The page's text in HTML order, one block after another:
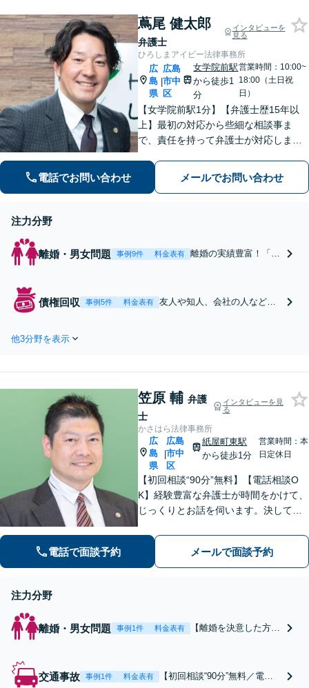
蔦尾 健太郎
弁護士
インタビューを
見る
ひろしまアイビー法律事務所
広
島
県
|
広島
市中
区
女学院前駅
から徒歩1
分
営業時間：10:00~
18:00（土日祝
日）
【女学院前駅1分】【弁護士歴15年以
上】最初の対応から些細な相談事ま
で、責任を持って弁護士が対応しま
やすくご説明。依頼者さまの不安の軽
減に努めつつ「誠実さ・早期解決」を
電話でお問い合わせ メールでお問い合わせ
注力分野
離婚・男女問題 事例9件 料金表有
離婚の実績豊富！「妻
られた」「夫との財産
分与で揉めている」な
院前駅1分】【弁護士
歴15年以上】
債権回収 事例5件 料金表有
友人や知人、会社の人など、
制執行、財産開示などで、少
力【休日・夜間対応】【女学
院前駅1分】【弁護士歴15年以
上】
他3分野を表示
笠原 輔 弁護
士
インタビューを見
る
かさはら法律事務所
広
島
県
|
広島
市中
区
紙屋町東駅
から徒歩1分
営業時間：本
日定休日
【初回相談“90分”無料】【電話相談O
K】経験豊富な弁護士が時間をかけて、
じっくりとお話を伺います。決して怒
い」お気持ちに寄り添います。皆さま
の未来を明るくするために、誠心誠意
対応します【紙屋町東駅1分】
電話で面談予約 メールで面談予約
注力分野
離婚・男女問題 事例1件 料金表有
【離婚を決意した方
【初回相談90分無料】
依頼者さまの将来に寄
交通事故 事例1件 料金表有
【初回相談“90分”無料／電話